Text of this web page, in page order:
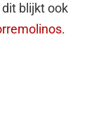
blijkt ook
.